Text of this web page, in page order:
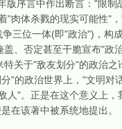
版序言中作出断言："限
"肉体杀戮的现实可能性"
争三位一体(即"政治")
、否定甚至干脆宣布"
关于"敌友划分"的政治
"的政治世界上，"文明
人"。正是在这个意义上
在该著中被系统地提出。